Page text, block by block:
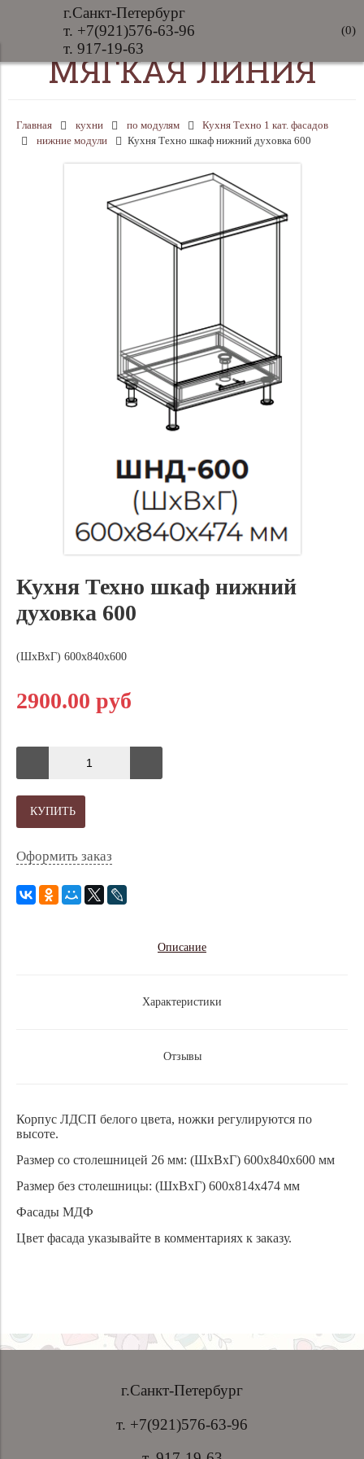
г.Санкт-Петербург
т. +7(921)576-63-96
т. 917-19-63
(0)
МЯГКАЯ ЛИНИЯ
Главная кухни по модулям
Кухня Техно 1 кат. фасадов
нижние модули
Кухня Техно шкаф нижний духовка 600
Кухня Техно шкаф нижний
духовка 600
(ШхВхГ) 600х840х600
2900.00 руб
КУПИТЬ
Оформить заказ
Описание
Характеристики
Отзывы
Корпус ЛДСП белого цвета, ножки регулируются по
высоте.
Размер со столешницей 26 мм: (ШхВхГ) 600х840х600 мм
Размер без столешницы: (ШхВхГ) 600х814х474 мм
Фасады МДФ
Цвет фасада указывайте в комментариях к заказу.
г.Санкт-Петербург
т. +7(921)576-63-96